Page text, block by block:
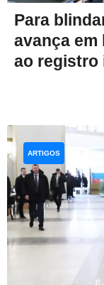
Para
avança
ao registro
ARTIGOS